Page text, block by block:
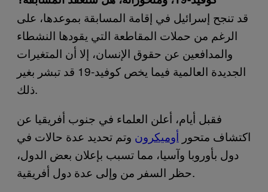
قد تنجح إسرائيل في إقامة المسابقة بموعدها، على
الرغم من حملات المقاطعة التي يقودها النشطاء
والمدافعين عن حقوق الإنسان، إلا أن المتغيرات
الجديدة العالمية فيما يخص كوفيد-19 قد تبشر بغير
ذلك.
فقبل أيام، أعلن العلماء في جنوب أفريقيا عن
اكتشاف متحور أوميكرون وتم تحديد عدة حالات في
دول بأوروبا وآسيا، مما تسبب بإعلان بعض الدول،
حظر السفر من وإلى عدة دول أفريقية.